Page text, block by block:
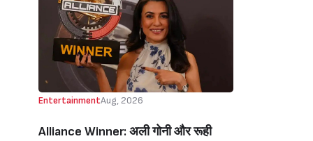
Rawat)
EntertainmentAug, 2026
Alliance Winner: अली गोनी और रूही